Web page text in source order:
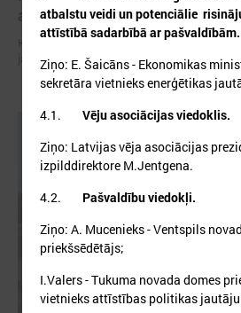
apsaimniekošanas
Komitejā runā par vides piesārņojuma un
jautājumiem
atbalstu veidi un potenciālie
attīstībā sadarbībā ar pašvaldībām.
Ziņo: E. Šaicāns - Ekonomikas
sekretāra vietnieks enerģētikas
4.1. Vēju asociācijas viedoklis.
Ziņo: Latvijas vēja asociācijas
izpilddirektore M.Jentgena.
4.2. Pašvaldību viedokļi.
Ziņo: A. Mucenieks - Ventspils
priekšsēdētājs;
I.Valers - Tukuma novada domes
vietnieks attīstības politikas